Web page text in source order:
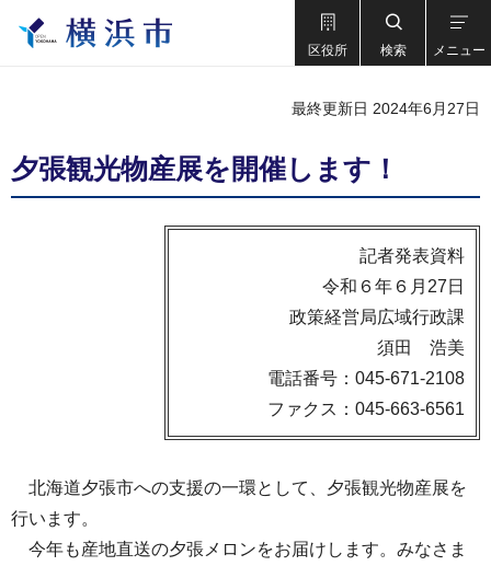
区役所 検索 メニュー
最終更新日 2024年6月27日
夕張観光物産展を開催します！
記者発表資料
令和６年６月27日
政策経営局広域行政課
須田 浩美
電話番号：045-671-2108
ファクス：045-663-6561
北海道夕張市への支援の一環として、夕張観光物産展を
行います。
今年も産地直送の夕張メロンをお届けします。みなさま